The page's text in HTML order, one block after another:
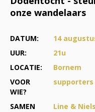
onze wandelaars
DATUM:
14
UUR:
21u
LOCATIE:
Bornem
VOOR
WIE?
supporters
SAMEN
Line & Niels